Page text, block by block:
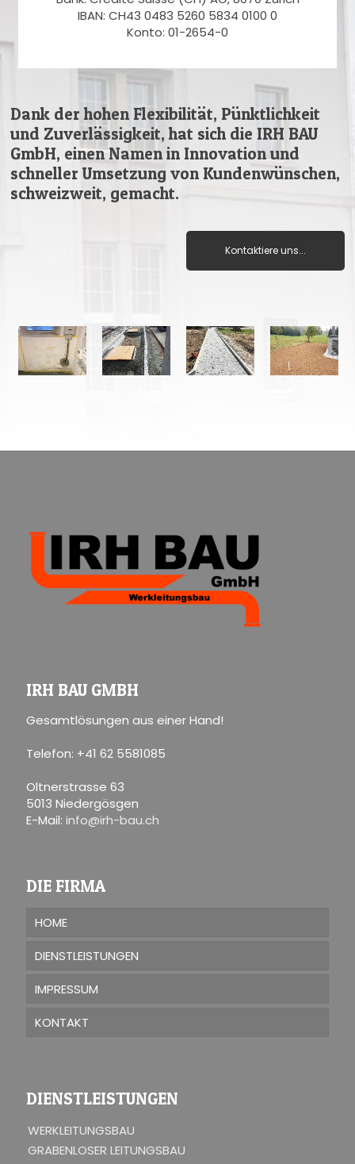
IBAN: CH43 0483 5260 5834 0100 0
Konto: 01-2654-0
Dank der hohen Flexibilität, Pünktlichkeit
und Zuverlässigkeit, hat sich die IRH BAU
GmbH, einen Namen in Innovation und
schneller Umsetzung von Kundenwünschen,
schweizweit, gemacht.
Kontaktiere uns...
IRH BAU GMBH
Gesamtlösungen aus einer Hand!
Telefon: +41 62 5581085
Oltnerstrasse 63
5013 Niedergösgen
E-Mail: info@irh-bau.ch
DIE FIRMA
HOME
DIENSTLEISTUNGEN
IMPRESSUM
KONTAKT
DIENSTLEISTUNGEN
WERKLEITUNGSBAU
GRABENLOSER LEITUNGSBAU